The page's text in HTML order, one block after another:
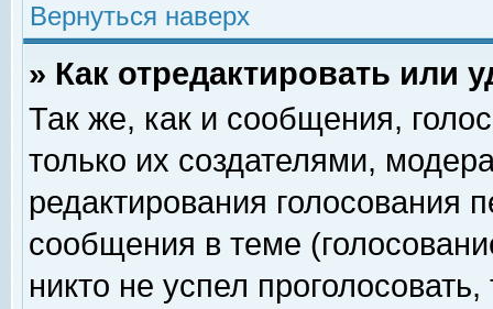
Вернуться наверх
» Как отредактировать или
Так же, как и сообщения,
только их создателями,
редактирования голосования
сообщения в теме
никто не успел